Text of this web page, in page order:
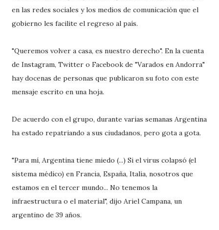
en las redes sociales y los medios de comunicación que el
gobierno les facilite el regreso al país.
"Queremos volver a casa, es nuestro derecho". En la cuenta
de Instagram, Twitter o Facebook de "Varados en Andorra"
hay docenas de personas que publicaron su foto con este
mensaje escrito en una hoja.
De acuerdo con el grupo, durante varias semanas Argentina
ha estado repatriando a sus ciudadanos, pero gota a gota.
"Para mí, Argentina tiene miedo (...) Si el virus colapsó (el
sistema médico) en Francia, España, Italia, nosotros que
estamos en el tercer mundo... No tenemos la
infraestructura o el material", dijo Ariel Campana, un
argentino de 39 años.